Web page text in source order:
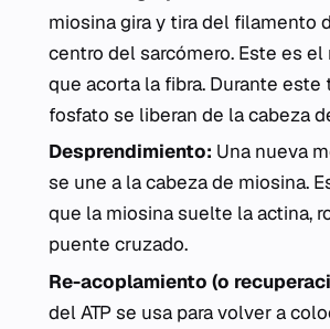
miosina gira y tira del filamento
centro del sarcómero. Este es
que acorta la fibra. Durante este
fosfato se liberan de la cabeza
Desprendimiento: Una nueva
se une a la cabeza de miosina.
que la miosina suelte la actina,
puente cruzado.
Re-acoplamiento (o
del ATP se usa para volver a